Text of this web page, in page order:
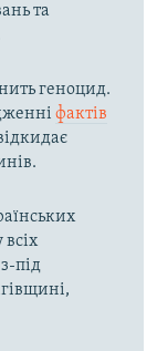
та
геноцид.
фактів
під